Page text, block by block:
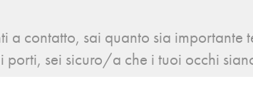
a contatto, sai quanto sia importante
porti, sei sicuro/a che i tuoi occhi